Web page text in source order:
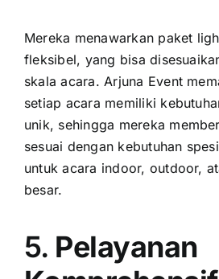
Mereka menawarkan paket
fleksibel, yang bisa
skala acara. Arjuna Event
setiap acara memiliki
unik, sehingga mereka
sesuai dengan kebutuhan
untuk acara indoor, outdoor,
besar.
5. Pelayanan